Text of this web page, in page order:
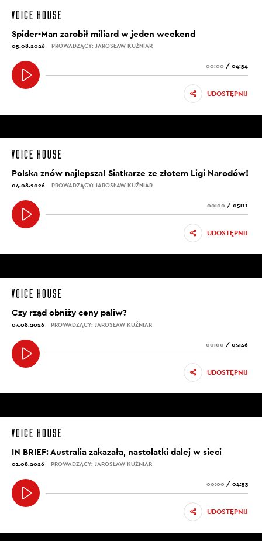
Spider-Man zarobił miliard w jeden weekend
05.08.2026 PROWADZĄCY: JAROSŁAW KUŹNIAR
00:00 / 04:54
UDOSTĘPNIJ
Polska znów najlepsza! Siatkarze ze złotem Ligi Narodów!
04.08.2026 PROWADZĄCY: JAROSŁAW KUŹNIAR
00:00 / 05:11
UDOSTĘPNIJ
Czy rząd obniży ceny paliw?
03.08.2026 PROWADZĄCY: JAROSŁAW KUŹNIAR
00:00 / 05:46
UDOSTĘPNIJ
IN BRIEF: Australia zakazała, nastolatki dalej w sieci
01.08.2026 PROWADZĄCY: JAROSŁAW KUŹNIAR
00:00 / 04:53
UDOSTĘPNIJ